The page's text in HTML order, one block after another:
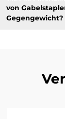
von
Gegengewicht?